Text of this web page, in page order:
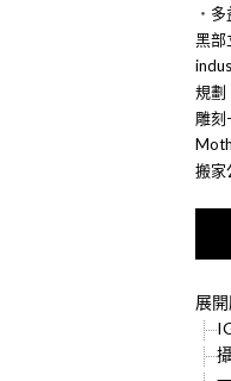
‧ 多
黑部
規劃
雕刻
搬家
展